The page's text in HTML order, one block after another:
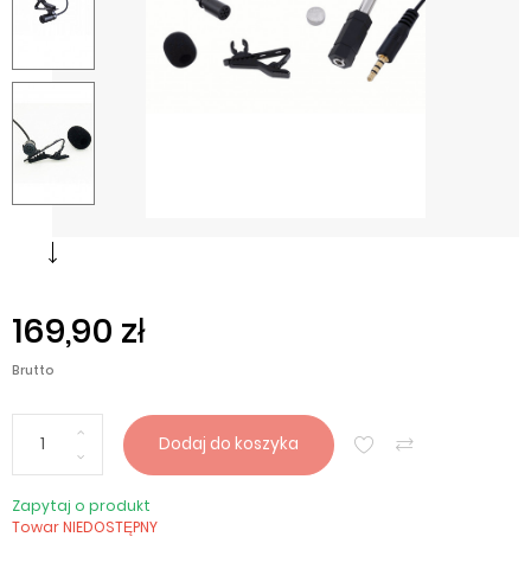
169,90 zł
Brutto
Dodaj do koszyka
Zapytaj o produkt
Towar NIEDOSTĘPNY